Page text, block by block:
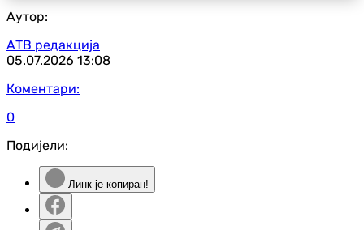
Аутор:
АТВ редакција
05.07.2026 13:08
Коментари:
0
Подијели:
Линк је копиран!